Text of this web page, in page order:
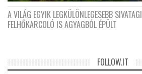
A VILÁG EGYIK LEGKÜLÖNLEGESEBB
FELHŐKARCOLÓ IS AGYAGBÓL ÉPÜLT
FOLLOW.IT